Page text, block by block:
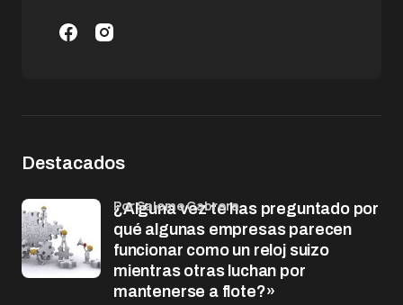
Destacados
¿Alguna vez te has preguntado por
qué algunas empresas parecen
funcionar como un reloj suizo
mientras otras luchan por
mantenerse a flote?»
por Salome Cabrera